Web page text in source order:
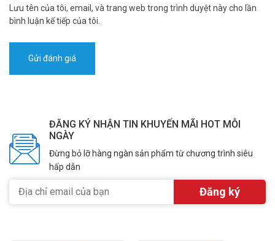
Lưu tên của tôi, email, và trang web trong trình duyệt này cho lần
bình luận kế tiếp của tôi.
ĐĂNG KÝ NHẬN TIN KHUYẾN MÃI HOT MỖI
NGÀY
Đừng bỏ lỡ hàng ngàn sản phẩm từ chương trình siêu
hấp dẫn